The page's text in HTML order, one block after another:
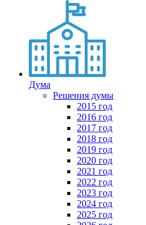
Дума
Решения думы
2015 год
2016 год
2017 год
2018 год
2019 год
2020 год
2021 год
2022 год
2023 год
2024 год
2025 год